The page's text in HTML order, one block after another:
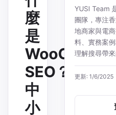
麼
是
SEO？
中
小
YUSI Team
團隊，專注
地商家與電
料、實務案
理解搜尋帶
更新: 1/6/2025